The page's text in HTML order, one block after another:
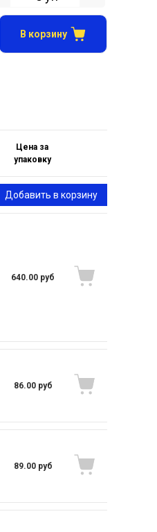
В корзину
Цена за
упаковку
Добавить в корзину
640.00 руб
86.00 руб
89.00 руб